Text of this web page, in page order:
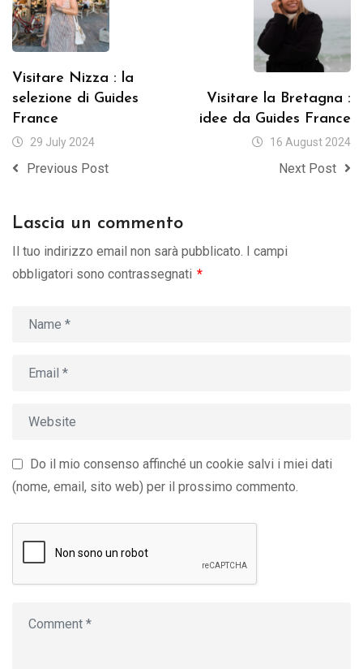
Visitare Nizza : la
selezione di Guides
France
29 July 2024
Previous Post
Visitare la Bretagna :
idee da Guides France
16 August 2024
Next Post
Lascia un commento
Il tuo indirizzo email non sarà pubblicato. I campi
obbligatori sono contrassegnati *
Do il mio consenso affinché un cookie salvi i miei dati
(nome, email, sito web) per il prossimo commento.